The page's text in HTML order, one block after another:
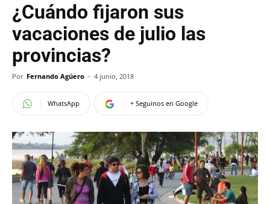
¿Cuándo fijaron sus
vacaciones de julio las
provincias?
Por Fernando Agüero - 4 junio, 2018
WhatsApp + Seguinos en Google